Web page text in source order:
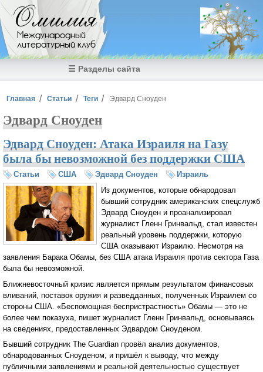
Перейти к основному содержанию
Омилия
Международный
литературный клуб
☰ Разделы сайта
Вы здесь
Главная Статьи Теги Эдвард Сноуден
Эдвард Сноуден
Эдвард Сноуден: Атака Израиля на Газу
была бы невозможной без поддержки США
Статьи США Эдвард Сноуден
Израиль
Из документов, которые обнародовал
бывший сотрудник американских спецслужб
Эдвард Сноуден и проанализировал
журналист Гленн Гринвальд, стал известен
реальный уровень поддержки, которую
США оказывают Израилю. Несмотря на
заявления Барака Обамы, без США атака Израиля против сектора Газа
была бы невозможной.
Ближневосточный кризис является прямым результатом финансовых
вливаний, поставок оружия и разведданных, полученных Израилем со
стороны США. «Беспомощная беспристрастность» Обамы — это не
более чем показуха, пишет журналист Гленн Гринвальд, основываясь
на сведениях, предоставленных Эдвардом Сноуденом.
Бывший сотрудник The Guardian провёл анализ документов,
обнародованных Сноуденом, и пришёл к выводу, что между
публичными заявлениями и реальной деятельностью существует